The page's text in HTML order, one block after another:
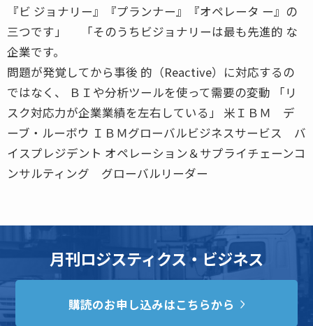
『ビ ジョナリー』『プランナー』『オペレータ ー』の
三つです」 「そのうちビジョナリーは最も先進的 な
企業です。
問題が発覚してから事後 的（Reactive）に対応するの
ではなく、 ＢＩや分析ツールを使って需要の変動 「リ
スク対応力が企業業績を左右している」 米ＩＢＭ デ
ーブ・ルーボウ ＩＢＭグローバルビジネスサービス バ
イスプレジデント オペレーション＆サプライチェーンコ
ンサルティング グローバルリーダー
月刊ロジスティクス・ビジネス
購読のお申し込みはこちらから